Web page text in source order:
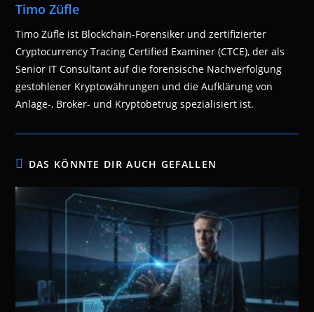
Timo Züfle
Timo Züfle ist Blockchain-Forensiker und zertifizierter
Cryptocurrency Tracing Certified Examiner (CTCE), der als
Senior IT Consultant auf die forensische Nachverfolgung
gestohlener Kryptowährungen und die Aufklärung von
Anlage-, Broker- und Kryptobetrug spezialisiert ist.
DAS KÖNNTE DIR AUCH GEFALLEN